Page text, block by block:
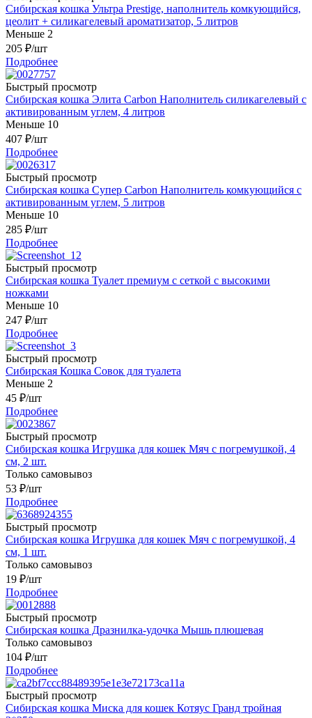
Сибирская кошка Ультра Prestige, наполнитель комкующийся,
цеолит + силикагелевый ароматизатор, 5 литров
Меньше 2
205 ₽/шт
Подробнее
Быстрый просмотр
Сибирская кошка Элита Carbon Наполнитель силикагелевый с
активированным углем, 4 литров
Меньше 10
407 ₽/шт
Подробнее
Быстрый просмотр
Сибирская кошка Супер Carbon Наполнитель комкующийся с
активированным углем, 5 литров
Меньше 10
285 ₽/шт
Подробнее
Быстрый просмотр
Сибирская кошка Туалет премиум с сеткой с высокими
ножками
Меньше 10
247 ₽/шт
Подробнее
Быстрый просмотр
Сибирская Кошка Совок для туалета
Меньше 2
45 ₽/шт
Подробнее
Быстрый просмотр
Сибирская кошка Игрушка для кошек Мяч с погремушкой, 4
см, 2 шт.
Только самовывоз
53 ₽/шт
Подробнее
Быстрый просмотр
Сибирская кошка Игрушка для кошек Мяч с погремушкой, 4
см, 1 шт.
Только самовывоз
19 ₽/шт
Подробнее
Быстрый просмотр
Сибирская кошка Дразнилка-удочка Мышь плюшевая
Только самовывоз
104 ₽/шт
Подробнее
Быстрый просмотр
Сибирская кошка Миска для кошек Котяус Гранд тройная